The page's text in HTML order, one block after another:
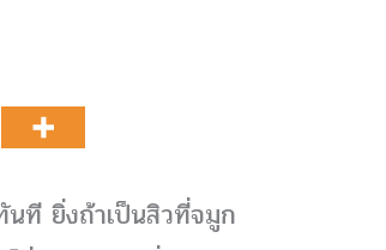
นที ยิ่งถ้าเป็นสิวที่จมูก